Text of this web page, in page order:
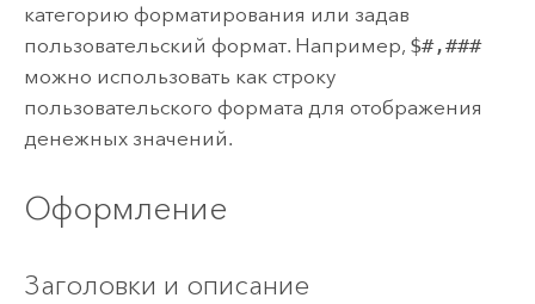
категорию форматирования или задав
пользовательский формат. Например, $#,###
можно использовать как строку
пользовательского формата для отображения
денежных значений.
Оформление
Заголовки и описание